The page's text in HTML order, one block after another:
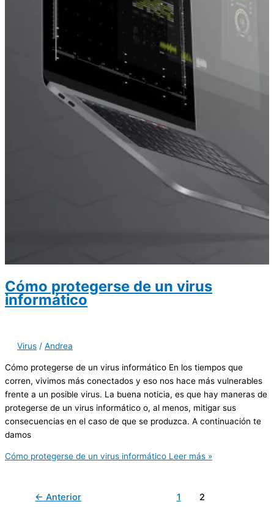
Cómo protegerse de un virus
informático
Virus / Andrea
Cómo protegerse de un virus informático En los tiempos que
corren, vivimos más conectados y eso nos hace más vulnerables
frente a un posible virus. La buena noticia, es que hay maneras de
protegerse de un virus informático o, al menos, mitigar sus
consecuencias en el caso de que se produzca. A continuación te
damos
Cómo protegerse de un virus informático Leer más »
← Anterior 1 2